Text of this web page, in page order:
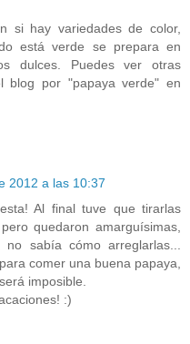
si hay variedades de color,
está verde se prepara en
dulces. Puedes ver otras
blog por "papaya verde" en
2012 a las 10:37
Al final tuve que tirarlas
quedaron amarguísimas,
sabía cómo arreglarlas...
comer una buena papaya,
imposible.
:)